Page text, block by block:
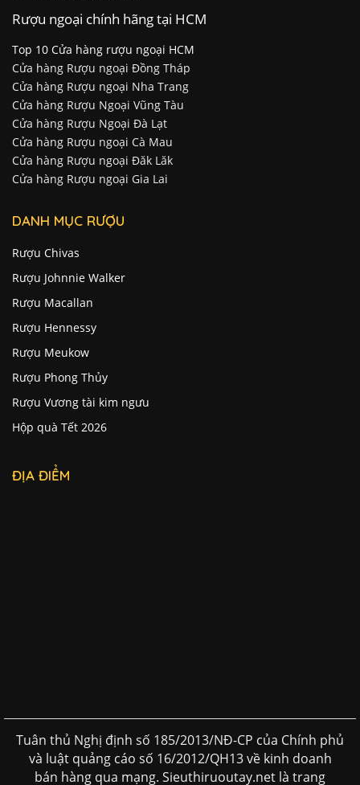
Rượu ngoại chính hãng tại HCM
Top 10 Cửa hàng rượu ngoại HCM
Cửa hàng Rượu ngoại Đồng Tháp
Cửa hàng Rượu ngoại Nha Trang
Cửa hàng Rượu Ngoại Vũng Tàu
Cửa hàng Rượu Ngoại Đà Lạt
Cửa hàng Rượu ngoại Cà Mau
Cửa hàng Rượu ngoại Đăk Lăk
Cửa hàng Rượu ngoại Gia Lai
DANH MỤC RƯỢU
Rượu Chivas
Rượu Johnnie Walker
Rượu Macallan
Rượu Hennessy
Rượu Meukow
Rượu Phong Thủy
Rượu Vương tài kim ngưu
Hộp quà Tết 2026
ĐỊA ĐIỂM
Tuân thủ Nghị định số 185/2013/NĐ-CP của Chính phủ
và luật quảng cáo số 16/2012/QH13 về kinh doanh
bán hàng qua mạng. Sieuthiruoutay.net là trang